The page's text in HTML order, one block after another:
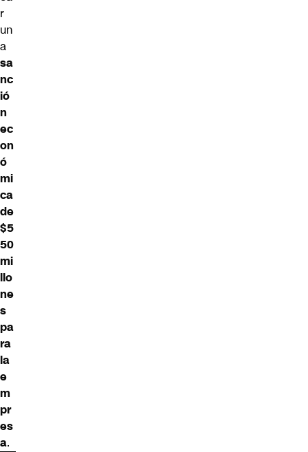
r
un
a
sa
nc
ió
n
ec
on
ó
mi
ca
de
$5
50
mi
llo
ne
s
pa
ra
la
e
m
pr
es
a.